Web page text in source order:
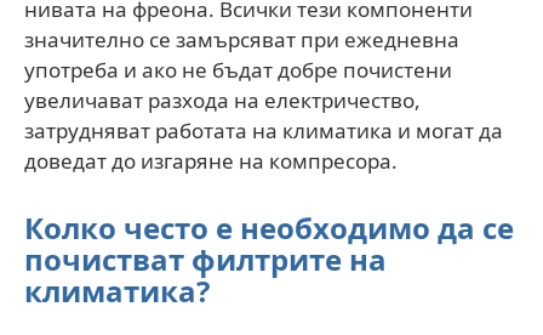
нивата на фреона. Всички тези компоненти
значително се замърсяват при ежедневна
употреба и ако не бъдат добре почистени
увеличават разхода на електричество,
затрудняват работата на климатика и могат да
доведат до изгаряне на компресора.
Колко често е необходимо да се
почистват филтрите на
климатика?